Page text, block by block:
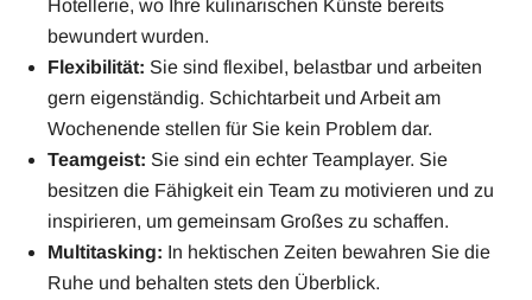
Hotellerie, wo Ihre kulinarischen Künste bereits
bewundert wurden.
Flexibilität: Sie sind flexibel, belastbar und arbeiten
gern eigenständig. Schichtarbeit und Arbeit am
Wochenende stellen für Sie kein Problem dar.
Teamgeist: Sie sind ein echter Teamplayer. Sie
besitzen die Fähigkeit ein Team zu motivieren und zu
inspirieren, um gemeinsam Großes zu schaffen.
Multitasking: In hektischen Zeiten bewahren Sie die
Ruhe und behalten stets den Überblick.